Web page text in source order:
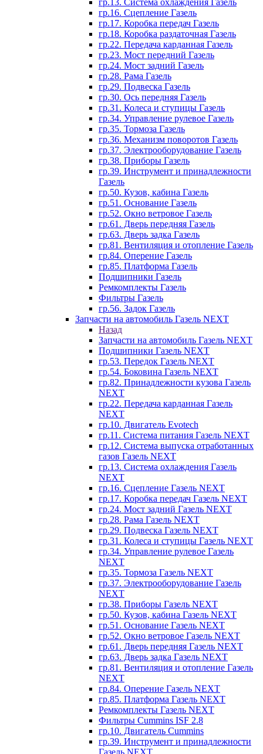
гр.13. Система охлаждения Газель
гр.16. Сцепление Газель
гр.17. Коробка передач Газель
гр.18. Коробка раздаточная Газель
гр.22. Передача карданная Газель
гр.23. Мост передний Газель
гр.24. Мост задний Газель
гр.28. Рама Газель
гр.29. Подвеска Газель
гр.30. Ось передняя Газель
гр.31. Колеса и ступицы Газель
гр.34. Управление рулевое Газель
гр.35. Тормоза Газель
гр.36. Механизм поворотов Газель
гр.37. Электрооборудование Газель
гр.38. Приборы Газель
гр.39. Инструмент и принадлежности
Газель
гр.50. Кузов, кабина Газель
гр.51. Основание Газель
гр.52. Окно ветровое Газель
гр.61. Дверь передняя Газель
гр.63. Дверь задка Газель
гр.81. Вентиляция и отопление Газель
гр.84. Оперение Газель
гр.85. Платформа Газель
Подшипники Газель
Ремкомплекты Газель
Фильтры Газель
гр.56. Задок Газель
Запчасти на автомобиль Газель NEXT
Назад
Запчасти на автомобиль Газель NEXT
Подшипники Газель NEXT
гр.53. Передок Газель NEXT
гр.54. Боковина Газель NEXT
гр.82. Принадлежности кузова Газель
NEXT
гр.22. Передача карданная Газель
NEXT
гр.10. Двигатель Evotech
гр.11. Система питания Газель NEXT
гр.12. Система выпуска отработанных
газов Газель NEXT
гр.13. Система охлаждения Газель
NEXT
гр.16. Сцепление Газель NEXT
гр.17. Коробка передач Газель NEXT
гр.24. Мост задний Газель NEXT
гр.28. Рама Газель NEXT
гр.29. Подвеска Газель NEXT
гр.31. Колеса и ступицы Газель NEXT
гр.34. Управление рулевое Газель
NEXT
гр.35. Тормоза Газель NEXT
гр.37. Электрооборудование Газель
NEXT
гр.38. Приборы Газель NEXT
гр.50. Кузов, кабина Газель NEXT
гр.51. Основание Газель NEXT
гр.52. Окно ветровое Газель NEXT
гр.61. Дверь передняя Газель NEXT
гр.63. Дверь задка Газель NEXT
гр.81. Вентиляция и отопление Газель
NEXT
гр.84. Оперение Газель NEXT
гр.85. Платформа Газель NEXT
Ремкомплекты Газель NEXT
Фильтры Cummins ISF 2.8
гр.10. Двигатель Cummins
гр.39. Инструмент и принадлежности
Газель NEXT